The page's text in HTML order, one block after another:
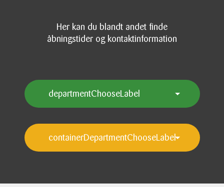
Her kan du blandt andet finde
åbningstider og kontaktinformation